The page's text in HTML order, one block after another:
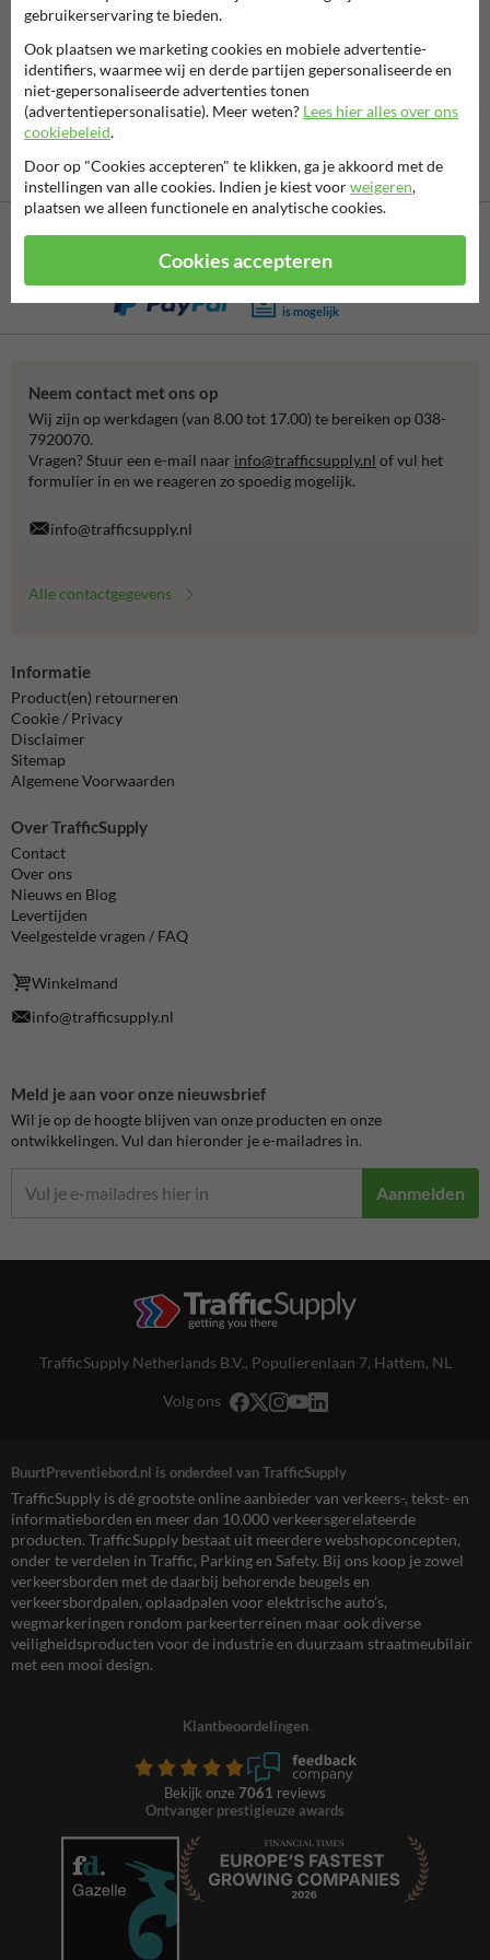
Je kan ook zonder login je bestelstatus inzien met het
bestelnummer + e-mailadres.
Bestelstatus controleren
is mogelijk
Neem contact met ons op
Wij zijn op werkdagen (van 8.00 tot 17.00) te bereiken op 038-
7920070.
Vragen? Stuur een e-mail naar info@trafficsupply.nl of vul het
formulier in en we reageren zo spoedig mogelijk.
info@trafficsupply.nl
Alle contactgegevens
Informatie
Product(en) retourneren
Cookie / Privacy
Disclaimer
Sitemap
Algemene Voorwaarden
Over TrafficSupply
Contact
Over ons
Nieuws en Blog
Levertijden
Veelgestelde vragen / FAQ
Winkelmand
info@trafficsupply.nl
Meld je aan voor onze nieuwsbrief
Wil je op de hoogte blijven van onze producten en onze
ontwikkelingen. Vul dan hieronder je e-mailadres in.
Aanmelden
TrafficSupply Netherlands B.V., Populierenlaan 7, Hattem, NL
Volg ons
BuurtPreventiebord.nl is onderdeel van TrafficSupply
TrafficSupply is dé grootste online aanbieder van verkeers-, tekst- en
informatieborden en meer dan 10.000 verkeersgerelateerde
producten. TrafficSupply bestaat uit meerdere webshopconcepten,
onder te verdelen in Traffic, Parking en Safety. Bij ons koop je zowel
verkeersborden met de daarbij behorende beugels en
verkeersbordpalen, oplaadpalen voor elektrische auto’s,
wegmarkeringen rondom parkeerterreinen maar ook diverse
veiligheidsproducten voor de industrie en duurzaam straatmeubilair
met een mooi design.
Klantbeoordelingen
Bekijk onze 7061 reviews
Ontvanger prestigieuze awards
gebruikerservaring te bieden.
Ook plaatsen we marketing cookies en mobiele advertentie-
identifiers, waarmee wij en derde partijen gepersonaliseerde en
niet-gepersonaliseerde advertenties tonen
(advertentiepersonalisatie). Meer weten? Lees hier alles over ons
cookiebeleid.
Door op "Cookies accepteren" te klikken, ga je akkoord met de
instellingen van alle cookies. Indien je kiest voorweigeren,
plaatsen we alleen functionele en analytische cookies.
Cookies accepteren